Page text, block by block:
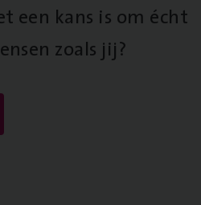
een kans is om écht
zoals jij?